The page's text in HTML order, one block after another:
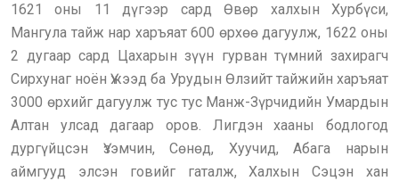
1621 оны 11 дүгээр сард Өвөр халхын Хурбүси,
Мангула тайж нар харъяат 600 өрхөө дагуулж, 1622 оны
2 дугаар сард Цахарын зүүн гурван түмний захирагч
Сирхунаг ноён Үжээд ба Урудын Өлзийт тайжийн харъяат
3000 өрхийг дагуулж тус тус Манж-Зүрчидийн Умардын
Алтан улсад дагаар оров. Лигдэн хааны бодлогод
дургүйцсэн Үзэмчин, Сөнөд, Хуучид, Абага нарын
аймгууд элсэн говийг гаталж, Халхын Сэцэн хан